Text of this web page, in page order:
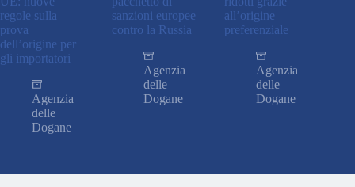
regole sulla
prova
dell’origine per
gli importatori
Agenzia
delle
Dogane
sanzioni europee
contro la Russia
Agenzia
delle
Dogane
all’origine
preferenziale
Agenzia
delle
Dogane